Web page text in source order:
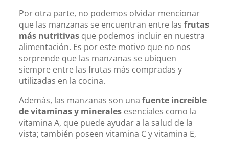
Por otra parte, no podemos olvidar mencionar
que las manzanas se encuentran entre lasfrutas
más nutritivas que podemos incluir en nuestra
alimentación. Es por este motivo que no nos
sorprende que las manzanas se ubiquen
siempre entre las frutas más compradas y
utilizadas en la cocina.
Además, las manzanas son unafuente increíble
de vitaminas y minerales esenciales como la
vitamina A, que puede ayudar a la salud de la
vista; también poseen vitamina C y vitamina E,